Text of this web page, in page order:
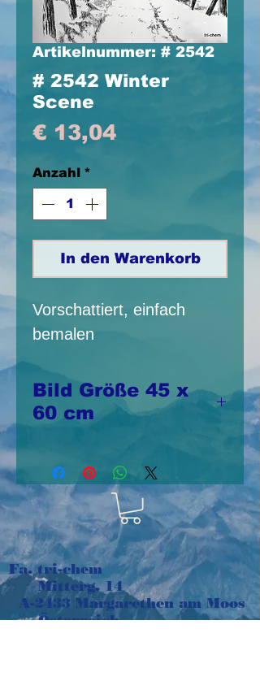
Artikelnummer: # 2542
# 2542 Winter
Scene
€ 13,04Preis
Anzahl *
In den Warenkorb
Vorschattiert, einfach
bemalen
Bild Größe 45 x
60 cm
Druck auf Decoron /
waschbares starkes
Vlies
Fa. tri-chem
Mitterg. 14
A-2433 Margarethen am Moos
Österreich